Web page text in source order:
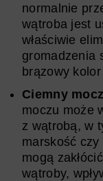
normalnie
wątroba jest
właściwie
gromadzenia
brązowy
Ciemny
moczu może
z wątrobą, w
marskość
mogą
wątroby,